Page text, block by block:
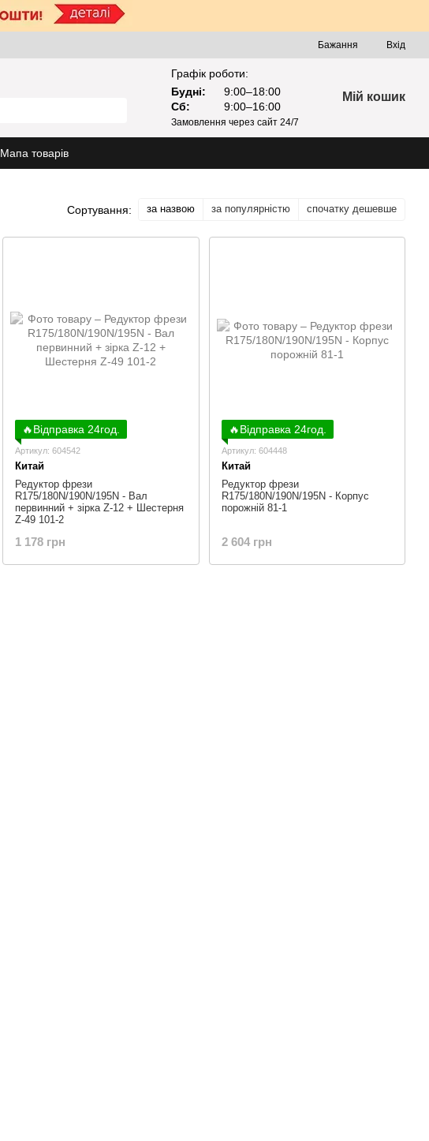
Бажання Вхід
Графік роботи:
Будні:
9:00–18:00
Сб:
9:00–16:00
Замовлення через сайт 24/7
Мій кошик
Мапа товарів
Сортування: за назвою за популярністю спочатку дешевше
🔥Відправка 24год.
Артикул: 604542
Китай
Редуктор фрези
R175/180N/190N/195N - Вал
первинний + зірка Z-12 + Шестерня
Z-49 101-2
1 178 грн
🔥Відправка 24год.
Артикул: 604448
Китай
Редуктор фрези
R175/180N/190N/195N - Корпус
порожній 81-1
2 604 грн